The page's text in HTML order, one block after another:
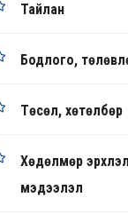
Тайлан
Бодлого,
Төсөл, хөтөлбөр
Хөдөлмөр
мэдээлэл